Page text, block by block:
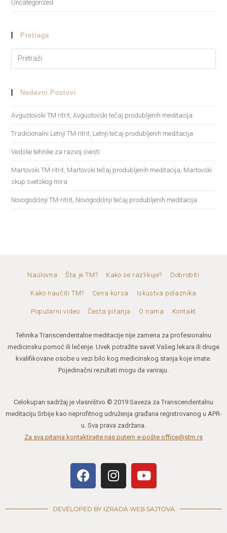
Uncategorized
Pretraga
Nedavni Postovi
Avgustovski TM ritrit, Avgustovski tečaj produbljenih meditacija
Tradicionalni Letnji TM ritrit, Letnji tečaj produbljenih meditacija
Vedske tehnike za razvoj svesti
Martovski TM ritrit, Martovski tečaj produbljenih meditacija, Martovski
skup svetskog mira
Novogodišnji TM-ritrit, Novogodišnji tečaj produbljenih meditacija
Naslovna Šta je TM? Kako se razlikuje? Dobrobiti
Kako naučiti TM? Cena kursa Iskustva polaznika
Popularni video Česta pitanja O nama Kontakt
Tehnika Transcendentalne meditacije nije zamena za profesionalnu
medicinsku pomoć ili lečenje. Uvek potražite savet Vašeg lekara ili druge
kvalifikovane osobe u vezi bilo kog medicinskog stanja koje imate.
Pojedinačni rezultati mogu da variraju.
Celokupan sadržaj je vlasništvo © 2019 Saveza za Transcendentalnu
meditaciju Srbije kao neprofitnog udruženja građana registrovanog u APR-
u. Sva prava zadržana.
Za sva pitanja kontaktirajte nas putem e-pošte office@stm.rs
DEVELOPED BY IZRADA WEB SAJTOVA